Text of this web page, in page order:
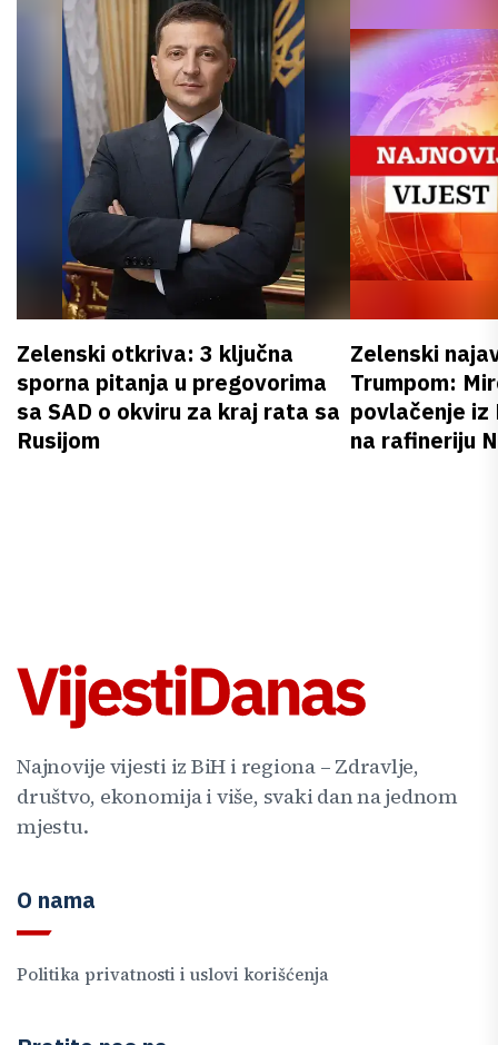
Zelenski otkriva: 3 ključna
sporna pitanja u pregovorima
sa SAD o okviru za kraj rata sa
Rusijom
Zelenski
Trumpom:
povlačenje iz
na rafineriju
Najnovije vijesti iz BiH i regiona – Zdravlje,
društvo, ekonomija i više, svaki dan na jednom
mjestu.
O nama
Politika privatnosti i uslovi korišćenja